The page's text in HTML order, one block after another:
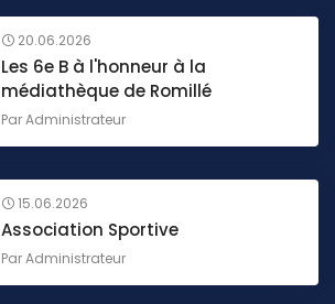
20.06.2026
Les 6e B à l'honneur à la
médiathèque de Romillé
ParAdministrateur
15.06.2026
Association Sportive
ParAdministrateur